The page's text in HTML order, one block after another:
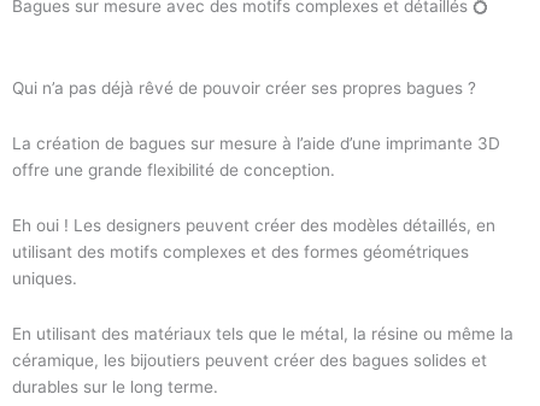
Bagues sur mesure avec des motifs complexes et détaillés 💍
Qui n’a pas déjà rêvé de pouvoir créer ses propres bagues ?
La création de bagues sur mesure à l’aide d’une imprimante 3D
offre une grande flexibilité de conception.
Eh oui ! Les designers peuvent créer des modèles détaillés, en
utilisant des motifs complexes et des formes géométriques
uniques.
En utilisant des matériaux tels que le métal, la résine ou même la
céramique, les bijoutiers peuvent créer des bagues solides et
durables sur le long terme.